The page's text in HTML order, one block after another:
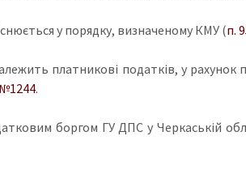
у порядку, визначеному КМУ (п.
платникові податків, у
.
боргом ГУ ДПС у Черкаській